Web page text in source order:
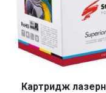
Картридж